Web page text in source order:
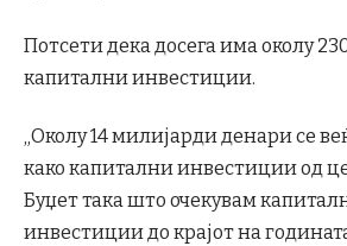
Потсети дека досега има околу
капитални инвестиции.
„Околу 14 милијарди денари се
како капитални инвестиции од
Буџет така што очекувам
инвестиции до крајот на